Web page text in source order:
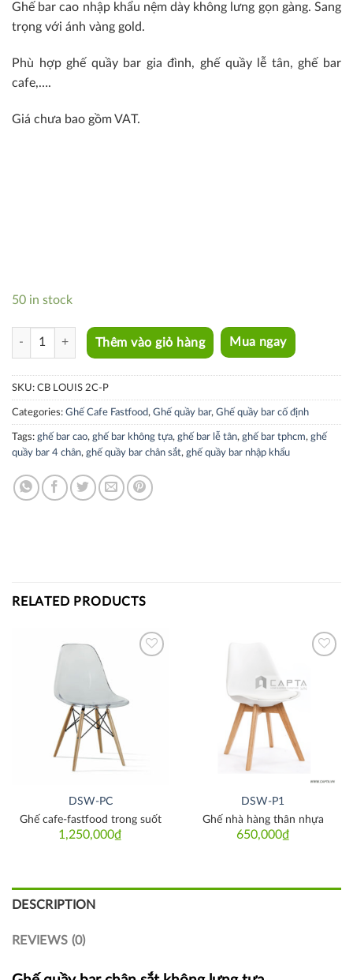
Ghế bar cao nhập khẩu nệm dày không lưng gọn gàng. Sang
trọng với ánh vàng gold.
Phù hợp ghế quầy bar gia đình, ghế quầy lễ tân, ghế bar
cafe,….
Giá chưa bao gồm VAT.
50 in stock
CB LOUIS 2C-P quantity
Thêm vào giỏ hàng Mua ngay
SKU: CB LOUIS 2C-P
Categories: Ghế Cafe Fastfood, Ghế quầy bar, Ghế quầy bar cố định
Tags: ghế bar cao, ghế bar không tựa, ghế bar lễ tân, ghế bar tphcm, ghế
quầy bar 4 chân, ghế quầy bar chân sắt, ghế quầy bar nhập khẩu
RELATED PRODUCTS
DSW-PC
1,250,000₫
Ghế cafe-fastfood trong suốt
DSW-P1
650,000₫
Ghế nhà hàng thân nhựa
DESCRIPTION
REVIEWS (0)